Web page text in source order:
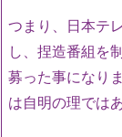
つまり、日本テ
し、捏造番組を
募った事になり
は自明の理では